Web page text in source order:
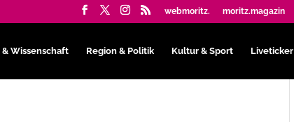
webmoritz. moritz.magazin
Wissenschaft Region & Politik Kultur & Sport Liveticker